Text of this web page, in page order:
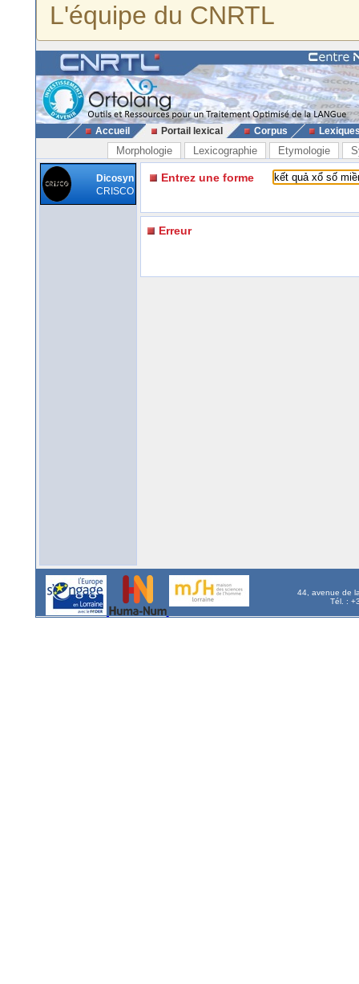
L'équipe du CNRTL
Accueil Portail lexical Corpus
Morphologie Lexicographie Etymologie
Dicosyn
CRISCO
Entrez une forme
Erreur
44, avenue de
Tél. :